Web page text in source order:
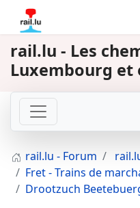
rail.lu - Les
Luxembourg et
rail.lu - Forum
Fret - Trains de
Drootzuch